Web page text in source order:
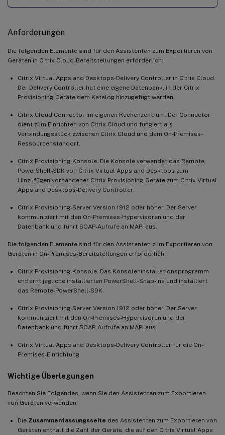
Anforderungen
Die folgenden Elemente sind für den Assistenten zum Exportieren von
Geräten in Citrix Cloud-Bereitstellungen erforderlich:
Citrix Virtual Apps and Desktops-Delivery Controller in Citrix Cloud.
Der Delivery Controller hat eine eigene Datenbank, in der Citrix
Provisioning-Geräte dem Katalog hinzugefügt werden.
Citrix Cloud Connector im eigenen Rechenzentrum. Der Connector
dient zum Einrichten von Citrix Cloud und fungiert als
Verbindungsstück zwischen Citrix Cloud und dem On-Premises-
Ressourcenstandort.
Citrix Provisioning-Konsole. Die Konsole verwendet das Remote-
PowerShell-SDK von Citrix Virtual Apps and Desktops zum
Hinzufügen vorhandener Citrix Provisioning-Geräte zum Citrix Virtual
Apps and Desktops-Delivery Controller.
Citrix Provisioning-Server Version 1912 oder höher. Der Server
kommuniziert mit den On-Premises-Hypervisoren und der
Datenbank und führt SOAP-Aufrufe an MAPI aus.
Die folgenden Elemente sind für den Assistenten zum Exportieren von
Geräten in On-Premises-Bereitstellungen erforderlich:
Citrix Provisioning-Konsole. Das Konsoleninstallationsprogramm
entfernt jegliche installierten PowerShell-Snap-Ins und installiert
das Remote-PowerShell-SDK.
Citrix Provisioning-Server Version 1912 oder höher. Der Server
kommuniziert mit den On-Premises-Hypervisoren und der
Datenbank und führt SOAP-Aufrufe an MAPI aus.
Citrix Virtual Apps and Desktops-Delivery Controller für die On-
Premises-Einrichtung.
Wichtige Überlegungen
Beachten Sie Folgendes, wenn Sie den Assistenten zum Exportieren
von Geräten verwenden:
Die Zusammenfassungsseite des Assistenten zum Exportieren von
Geräten enthält die Zahl der Geräte, die auf den Citrix Virtual Apps